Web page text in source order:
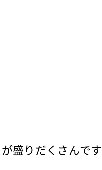
盛りだくさんです